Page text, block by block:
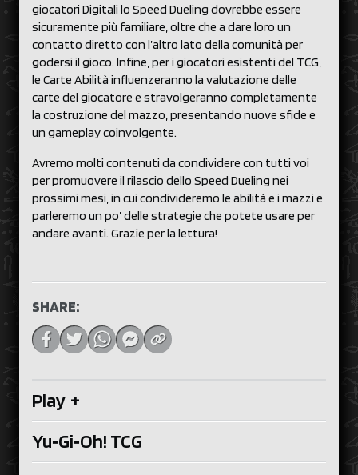
Play +
Yu‑Gi‑Oh! TCG
giocatori Digitali lo Speed Dueling dovrebbe essere
sicuramente più familiare, oltre che a dare loro un
contatto diretto con l’altro lato della comunità per
godersi il gioco. Infine, per i giocatori esistenti del TCG,
le Carte Abilità influenzeranno la valutazione delle
carte del giocatore e stravolgeranno completamente
la costruzione del mazzo, presentando nuove sfide e
un gameplay coinvolgente.
Avremo molti contenuti da condividere con tutti voi
per promuovere il rilascio dello Speed Dueling nei
prossimi mesi, in cui condivideremo le abilità e i mazzi e
parleremo un po’ delle strategie che potete usare per
andare avanti. Grazie per la lettura!
SHARE: